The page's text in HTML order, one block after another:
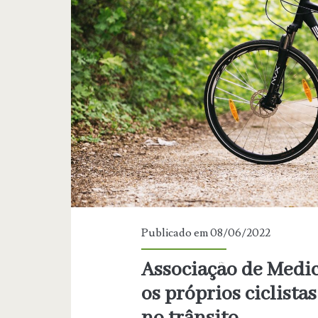
organismos
vivos
para
se
iluminar
Publicado em 08/06/2022
Associação de
os próprios